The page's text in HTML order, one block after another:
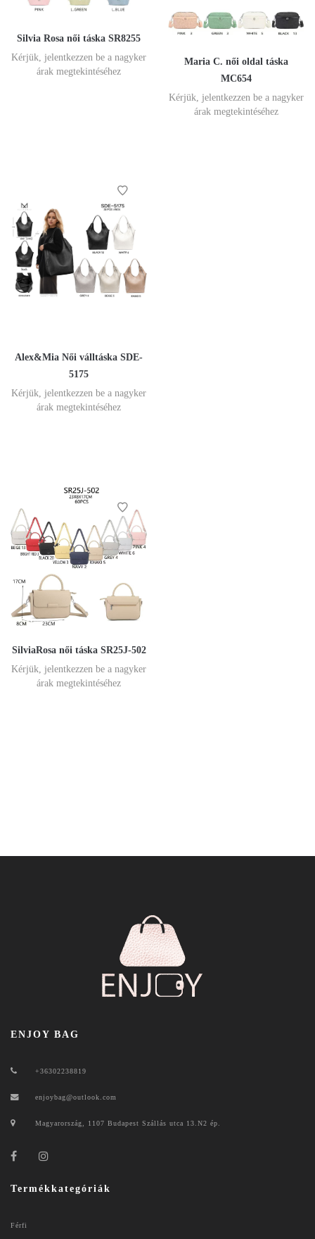
Silvia Rosa női táska SR8255
Kérjük, jelentkezzen be a nagyker
árak megtekintéséhez
Maria C. női oldal táska
MC654
Kérjük, jelentkezzen be a nagyker
árak megtekintéséhez
Alex&Mia Női válltáska SDE-
5175
Kérjük, jelentkezzen be a nagyker
árak megtekintéséhez
SilviaRosa női táska SR25J-502
Kérjük, jelentkezzen be a nagyker
árak megtekintéséhez
ENJOY BAG
+36302238819
enjoybag@outlook.com
Magyarország, 1107 Budapest Szállás utca 13.N2 ép.
Termékkategóriák
Férfi